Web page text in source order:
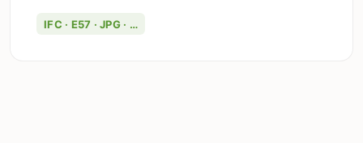
IFC · E57 · JPG · …